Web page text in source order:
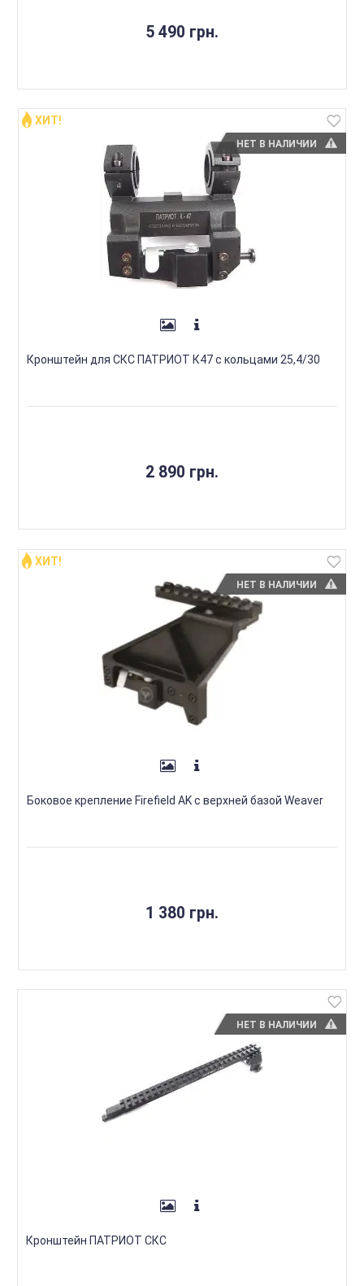
5 490 грн.
НЕТ В НАЛИЧИИ
ХИТ!
Кронштейн для СКС ПАТРИОТ К47 с кольцами 25,4/30
2 890 грн.
НЕТ В НАЛИЧИИ
ХИТ!
Боковое крепление Firefield AK с верхней базой Weaver
1 380 грн.
НЕТ В НАЛИЧИИ
Кронштейн ПАТРИОТ СКС